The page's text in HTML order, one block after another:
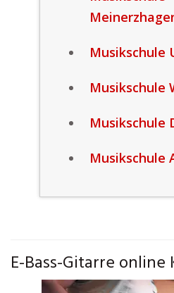
Musikschule
Musikschule
Musikschule
Musikschule
E-Bass-Gitarre online